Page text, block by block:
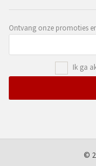
Ontvang onze promoties
Ik ga
©